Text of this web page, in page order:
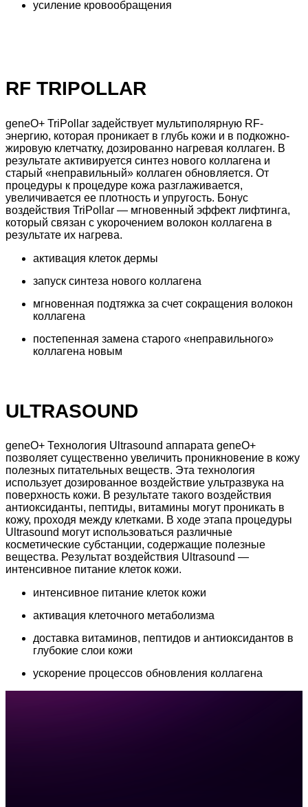
усиление кровообращения
RF TRIPOLLAR
geneO+ TriPollar задействует мультиполярную RF-
энергию, которая проникает в глубь кожи и в подкожно-
жировую клетчатку, дозированно нагревая коллаген. В
результате активируется синтез нового коллагена и
старый «неправильный» коллаген обновляется. От
процедуры к процедуре кожа разглаживается,
увеличивается ее плотность и упругость. Бонус
воздействия TriPollar — мгновенный эффект лифтинга,
который связан с укорочением волокон коллагена в
результате их нагрева.
активация клеток дермы
запуск синтеза нового коллагена
мгновенная подтяжка за счет сокращения волокон
коллагена
постепенная замена старого «неправильного»
коллагена новым
ULTRASOUND
geneO+ Технология Ultrasound аппарата geneO+
позволяет существенно увеличить проникновение в кожу
полезных питательных веществ. Эта технология
использует дозированное воздействие ультразвука на
поверхность кожи. В результате такого воздействия
антиоксиданты, пептиды, витамины могут проникать в
кожу, проходя между клетками. В ходе этапа процедуры
Ultrasound могут использоваться различные
косметические субстанции, содержащие полезные
вещества. Результат воздействия Ultrasound —
интенсивное питание клеток кожи.
интенсивное питание клеток кожи
активация клеточного метаболизма
доставка витаминов, пептидов и антиоксидантов в
глубокие слои кожи
ускорение процессов обновления коллагена